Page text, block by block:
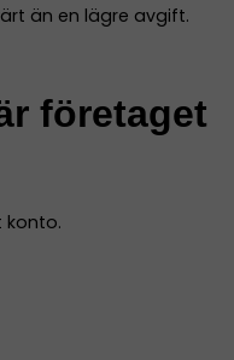
än en lägre avgift.
företaget
konto.